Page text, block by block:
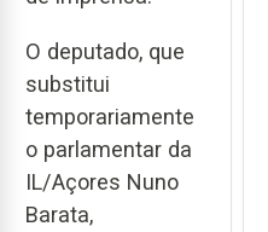
O deputado, que
substitui
temporariamente
o parlamentar da
IL/Açores Nuno
Barata,